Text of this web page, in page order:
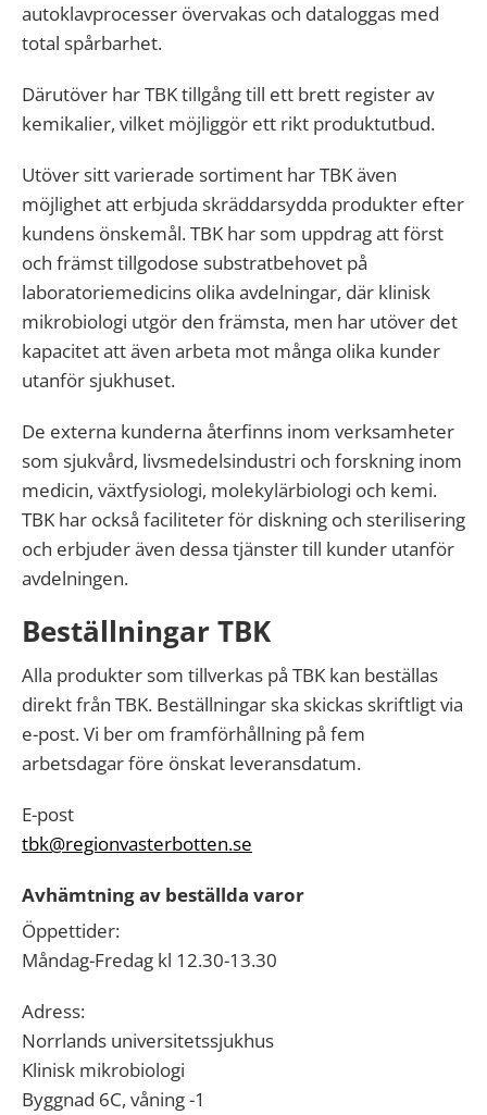
autoklavprocesser övervakas och dataloggas med
total spårbarhet.
Därutöver har TBK tillgång till ett brett register av
kemikalier, vilket möjliggör ett rikt produktutbud.
Utöver sitt varierade sortiment har TBK även
möjlighet att erbjuda skräddarsydda produkter efter
kundens önskemål. TBK har som uppdrag att först
och främst tillgodose substratbehovet på
laboratoriemedicins olika avdelningar, där klinisk
mikrobiologi utgör den främsta, men har utöver det
kapacitet att även arbeta mot många olika kunder
utanför sjukhuset.
De externa kunderna återfinns inom verksamheter
som sjukvård, livsmedelsindustri och forskning inom
medicin, växtfysiologi, molekylärbiologi och kemi.
TBK har också faciliteter för diskning och sterilisering
och erbjuder även dessa tjänster till kunder utanför
avdelningen.
Beställningar TBK
Alla produkter som tillverkas på TBK kan beställas
direkt från TBK. Beställningar ska skickas skriftligt via
e-post. Vi ber om framförhållning på fem
arbetsdagar före önskat leveransdatum.
E-post
tbk@regionvasterbotten.se
Avhämtning av beställda varor
Öppettider:
Måndag-Fredag kl 12.30-13.30
Adress:
Norrlands universitetssjukhus
Klinisk mikrobiologi
Byggnad 6C, våning -1